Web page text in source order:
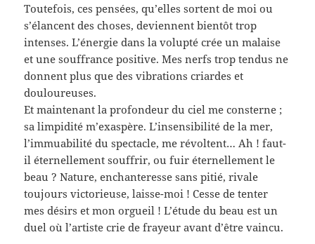
Toutefois, ces pensées, qu’elles sortent de moi ou
s’élancent des choses, deviennent bientôt trop
intenses. L’énergie dans la volupté crée un malaise
et une souffrance positive. Mes nerfs trop tendus ne
donnent plus que des vibrations criardes et
douloureuses.
Et maintenant la profondeur du ciel me consterne ;
sa limpidité m’exaspère. L’insensibilité de la mer,
l’immuabilité du spectacle, me révoltent… Ah ! faut-
il éternellement souffrir, ou fuir éternellement le
beau ? Nature, enchanteresse sans pitié, rivale
toujours victorieuse, laisse-moi ! Cesse de tenter
mes désirs et mon orgueil ! L’étude du beau est un
duel où l’artiste crie de frayeur avant d’être vaincu.